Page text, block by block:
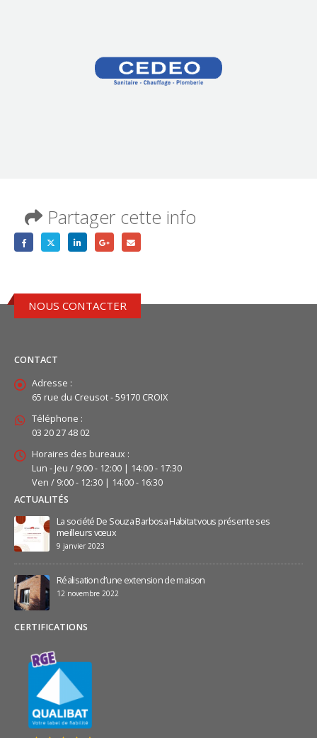
Partager cette info
NOUS CONTACTER
CONTACT
Adresse :
65 rue du Creusot - 59170 CROIX
Téléphone :
03 20 27 48 02
Horaires des bureaux :
Lun - Jeu / 9:00 - 12:00 | 14:00 - 17:30
Ven / 9:00 - 12:30 | 14:00 - 16:30
ACTUALITÉS
La société De Souza Barbosa Habitat vous présente ses
meilleurs vœux
9 janvier 2023
Réalisation d’une extension de maison
12 novembre 2022
CERTIFICATIONS